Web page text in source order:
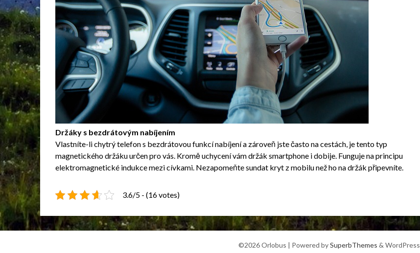
Držáky s bezdrátovým nabíjením
Vlastníte-li chytrý telefon s bezdrátovou funkcí nabíjení a zároveň jste často na cestách, je tento typ
magnetického držáku určen pro vás. Kromě uchycení vám držák smartphone i dobije. Funguje na principu
elektromagnetické indukce mezi cívkami. Nezapomeňte sundat kryt z mobilu než ho na držák připevníte.
3.6/5 - (16 votes)
©2026 Orlobus | Powered bySuperbThemes & WordPress